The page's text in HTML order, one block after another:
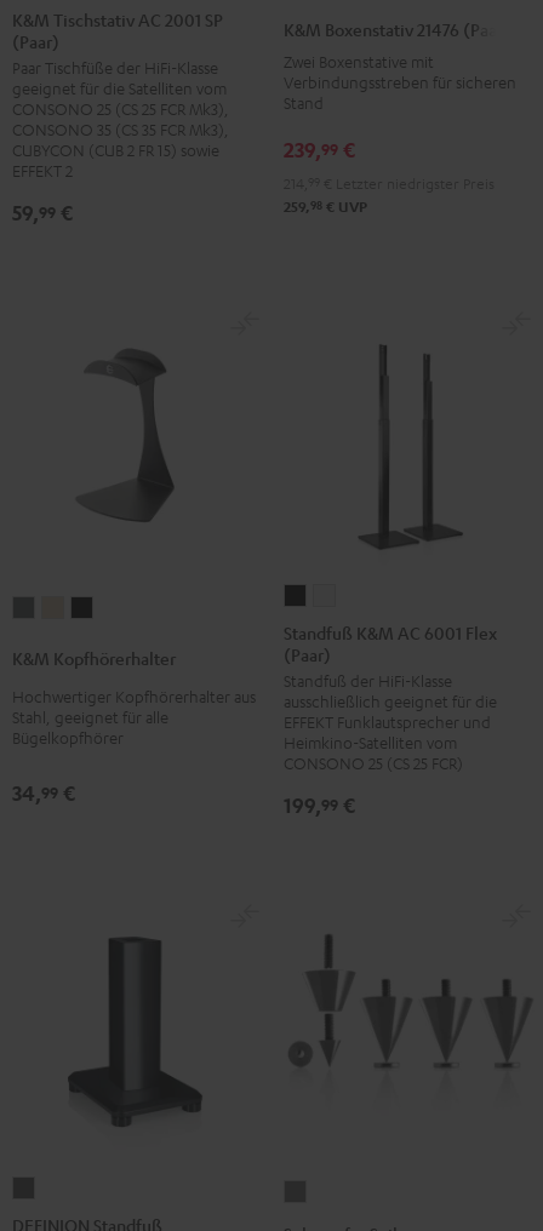
Tischstativ
AC
2001
SP
(Paar)
Schwarz
K&M Tischstativ AC 2001 SP
(Paar)
Paar Tischfüße der HiFi-Klasse
geeignet für die Satelliten vom
CONSONO 25 (CS 25 FCR Mk3),
CONSONO 35 (CS 35 FCR Mk3),
CUBYCON (CUB 2 FR 15) sowie
EFFEKT 2
59,99 €
(Paar)
Schwarz
K&M Boxenstativ 21476 (Paar)
Zwei Boxenstative mit
Verbindungsstreben für sicheren
Stand
239,99 €
259, 98 € UVP
Basaltgrau
Sandbeige
Schwarz
K&M Kopfhörerhalter
Hochwertiger Kopfhörerhalter aus
Stahl, geeignet für alle
Bügelkopfhörer
34,99 €
K&M
AC
6001
Flex
(Paar)
Schwarz
K&M
6001
Flex
(Paar)
Weiß
Standfuß K&M AC 6001 Flex
(Paar)
Standfuß der HiFi-Klasse
ausschließlich geeignet für die
EFFEKT Funklautsprecher und
Heimkino-Satelliten vom
CONSONO 25 (CS 25 FCR)
199,99 €
Standfuß
DEFINION Standfuß
Spikes